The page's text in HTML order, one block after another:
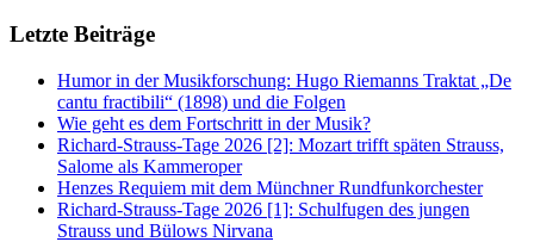
Letzte Beiträge
Humor in der Musikforschung: Hugo Riemanns Traktat „De
cantu fractibili“ (1898) und die Folgen
Wie geht es dem Fortschritt in der Musik?
Richard-Strauss-Tage 2026 [2]: Mozart trifft späten Strauss,
Salome als Kammeroper
Henzes Requiem mit dem Münchner Rundfunkorchester
Richard-Strauss-Tage 2026 [1]: Schulfugen des jungen
Strauss und Bülows Nirvana